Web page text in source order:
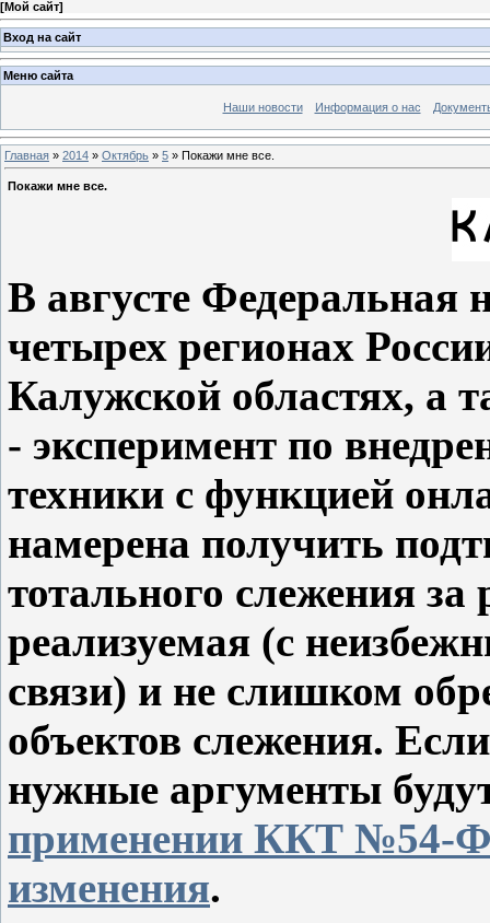
[Мой сайт]
Вход на сайт
Меню сайта
Наши новости Информация о нас
Главная » 2014 » Октябрь » 5 » Покажи мне все.
Покажи мне все.
В августе Федеральная
четырех регионах
Калужской областях, а
- эксперимент по
техники с функцией
намерена получить
тотального слежения
реализуемая (с
связи) и не слишком
объектов слежения.
нужные аргументы
применении ККТ №54-
изменения.